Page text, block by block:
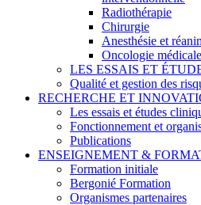
Radiothérapie
Chirurgie
Anesthésie et
Oncologie médicale
LES ESSAIS ET
Qualité et gestion des
RECHERCHE ET
Les essais et études
Fonctionnement et
Publications
ENSEIGNEMENT &
Formation initiale
Bergonié Formation
Organismes partenaires